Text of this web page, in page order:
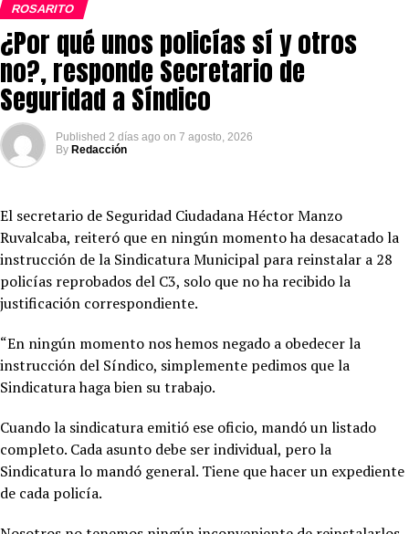
ROSARITO
¿Por qué unos policías sí y otros
no?, responde Secretario de
Seguridad a Síndico
Published 2 días ago on 7 agosto, 2026
By Redacción
El secretario de Seguridad Ciudadana Héctor Manzo
Ruvalcaba, reiteró que en ningún momento ha desacatado la
instrucción de la Sindicatura Municipal para reinstalar a 28
policías reprobados del C3, solo que no ha recibido la
justificación correspondiente.
“En ningún momento nos hemos negado a obedecer la
instrucción del Síndico, simplemente pedimos que la
Sindicatura haga bien su trabajo.
Cuando la sindicatura emitió ese oficio, mandó un listado
completo. Cada asunto debe ser individual, pero la
Sindicatura lo mandó general. Tiene que hacer un expediente
de cada policía.